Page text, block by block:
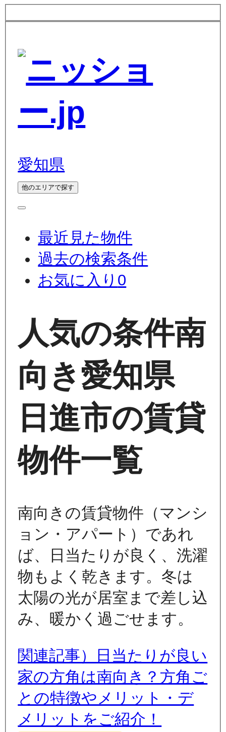
愛知県
他のエリアで探す
最近見た物件
過去の検索条件
お気に入り 0
人気の条件南
向き愛知県
日進市の賃貸
物件一覧
南向きの賃貸物件（マンシ
ョン・アパート）であれ
ば、日当たりが良く、洗濯
物もよく乾きます。冬は
太陽の光が居室まで差し込
み、暖かく過ごせます。
関連記事）日当たりが良い
家の方角は南向き？方角ご
との特徴やメリット・デ
メリットをご紹介！